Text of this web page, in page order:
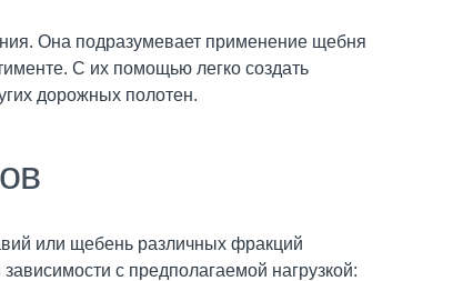
Она подразумевает применение щебня
С их помощью легко создать
дорожных полотен.
или щебень различных фракций
с предполагаемой нагрузкой: